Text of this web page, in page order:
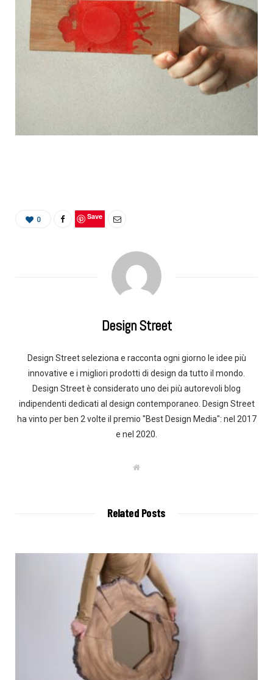
0 Save
Design Street
Design Street seleziona e racconta ogni giorno le idee più
innovative e i migliori prodotti di design da tutto il mondo.
Design Street è considerato uno dei più autorevoli blog
indipendenti dedicati al design contemporaneo. Design Street
ha vinto per ben 2 volte il premio "Best Design Media": nel 2017
e nel 2020.
W
Related Posts